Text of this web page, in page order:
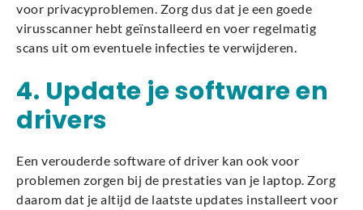
voor privacyproblemen. Zorg dus dat je een goede
virusscanner hebt geïnstalleerd en voer regelmatig
scans uit om eventuele infecties te verwijderen.
4. Update je software en
drivers
Een verouderde software of driver kan ook voor
problemen zorgen bij de prestaties van je laptop. Zorg
daarom dat je altijd de laatste updates installeert voor